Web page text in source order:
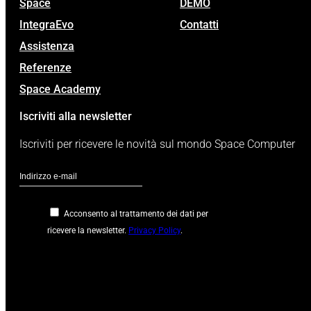
Space
IntegraEvo
Assistenza
Referenze
Space Academy
DEMO
Contatti
Iscriviti alla newsletter
Iscriviti per ricevere le novità sul mondo Space Computer
Acconsento al trattamento dei dati per
ricevere la newsletter. Privacy Policy.